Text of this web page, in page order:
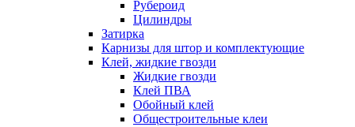
Рубероид
Цилиндры
Затирка
Карнизы для штор и комплектующие
Клей, жидкие гвозди
Жидкие гвозди
Клей ПВА
Обойный клей
Общестроительные клеи